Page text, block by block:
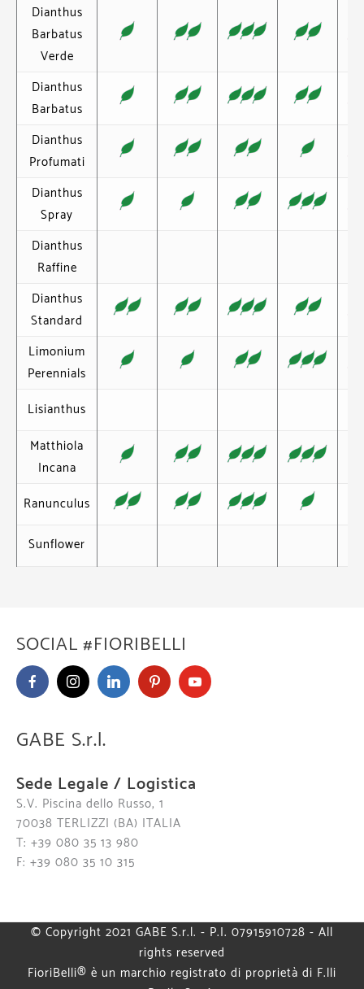
Dianthus
Barbatus
Verde
Dianthus
Barbatus
Dianthus
Profumati
Dianthus
Spray
Dianthus
Raffine
Dianthus
Standard
Limonium
Perennials
Lisianthus
Matthiola
Incana
Ranunculus
Sunflower
SOCIAL #FIORIBELLI
GABE S.r.l.
Sede Legale / Logistica
S.V. Piscina dello Russo, 1
70038 TERLIZZI (BA) ITALIA
T: +39 080 35 13 980
F: +39 080 35 10 315
© Copyright 2021 GABE S.r.l. - P.I. 07915910728 - All
rights reserved
FioriBelli® è un marchio registrato di proprietà di F.lli